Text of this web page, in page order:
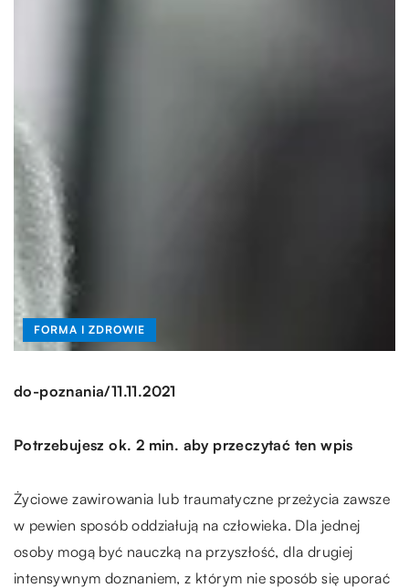
FORMA I ZDROWIE
do-poznania/11.11.2021
Potrzebujesz ok. 2 min. aby przeczytać ten wpis
Życiowe zawirowania lub traumatyczne przeżycia zawsze
w pewien sposób oddziałują na człowieka. Dla jednej
osoby mogą być nauczką na przyszłość, dla drugiej
intensywnym doznaniem, z którym nie sposób się uporać